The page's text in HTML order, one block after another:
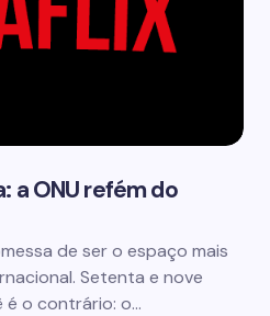
a ONU refém do
de ser o espaço mais
Setenta e nove
é o contrário: o…